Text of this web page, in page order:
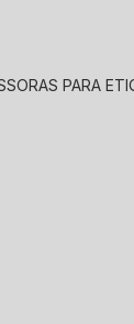
PARA